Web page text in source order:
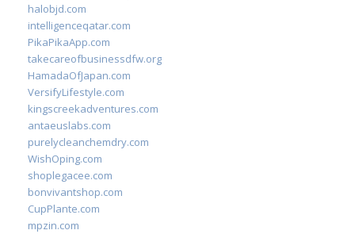
halobjd.com
intelligenceqatar.com
PikaPikaApp.com
takecareofbusinessdfw.org
HamadaOfJapan.com
VersifyLifestyle.com
kingscreekadventures.com
antaeuslabs.com
purelycleanchemdry.com
WishOping.com
shoplegacee.com
bonvivantshop.com
CupPlante.com
mpzin.com